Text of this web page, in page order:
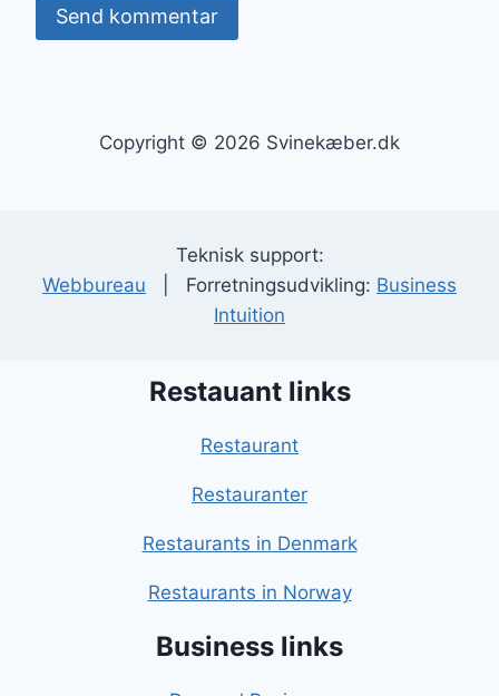
Copyright © 2026 Svinekæber.dk
Teknisk support:
Webbureau | Forretningsudvikling: Business
Intuition
Restauant links
Restaurant
Restauranter
Restaurants in Denmark
Restaurants in Norway
Business links